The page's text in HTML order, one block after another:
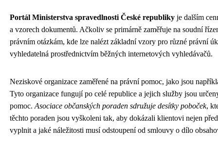
Portál Ministerstva spravedlnosti České republiky je dalším
a vzorech dokumentů. Ačkoliv se primárně zaměřuje na soudní
právním otázkám, kde lze nalézt základní vzory pro různé právní
vyhledatelná prostřednictvím běžných internetových vyhledávačů.
Neziskové organizace zaměřené na právní pomoc, jako jsou
Tyto organizace fungují po celé republice a jejich služby jsou
pomoc. Asociace občanských poraden sdružuje desítky poboček,
těchto poraden jsou vyškoleni tak, aby dokázali klientovi nejen
vyplnit a jaké náležitosti musí odstoupení od smlouvy o dílo